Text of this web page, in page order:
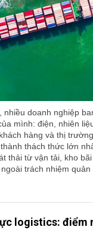
nhiều doanh nghiệp
mình: điện, nhiên
hàng và thị
thách thức lớn
thải từ vận tải, kho
trách nhiệm
logistics: điểm